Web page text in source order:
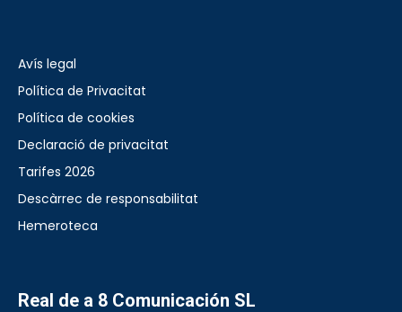
Avís legal
Política de Privacitat
Política de cookies
Declaració de privacitat
Tarifes 2026
Descàrrec de responsabilitat
Hemeroteca
Real de a 8 Comunicación SL